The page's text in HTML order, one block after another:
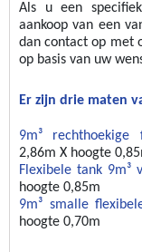
Als u een
aankoop van een
dan contact op met
op basis van uw
Er zijn drie maten
9m³ rechthoekige
2,86m X hoogte
Flexibele tank 9m³
hoogte 0,85m
9m³ smalle
hoogte 0,70m